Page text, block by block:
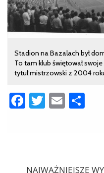
Stadion na Bazalach był
To tam klub świętował
tytuł mistrzowski z 2004
Facebook
Twitter
Email
NAJWAŻNIEJSZE